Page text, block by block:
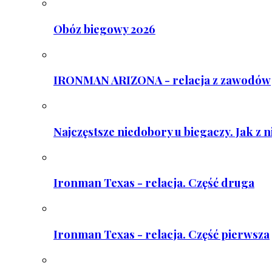
Obóz biegowy 2026
IRONMAN ARIZONA - relacja z zawodów
Najczęstsze niedobory u biegaczy. Jak z
Ironman Texas - relacja. Część druga
Ironman Texas - relacja. Część pierwsza